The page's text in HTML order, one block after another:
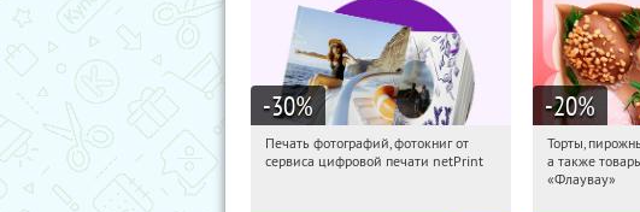
-30%
10:40:52 Получили:
Печать фотографий, фотокниг от
сервиса цифровой печати netPrint
-20%
10:40:52
Россия
Торты,
а также
«Флаувау»